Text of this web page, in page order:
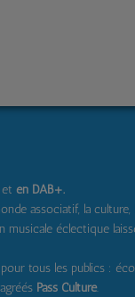
en DAB+.
associatif, la culture,
éclectique
tous les publics :
Pass Culture.